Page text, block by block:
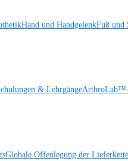
Hand und HandgelenkFuß und
& LehrgängeArthroLab™-
Globale Offenlegung der Lieferkette